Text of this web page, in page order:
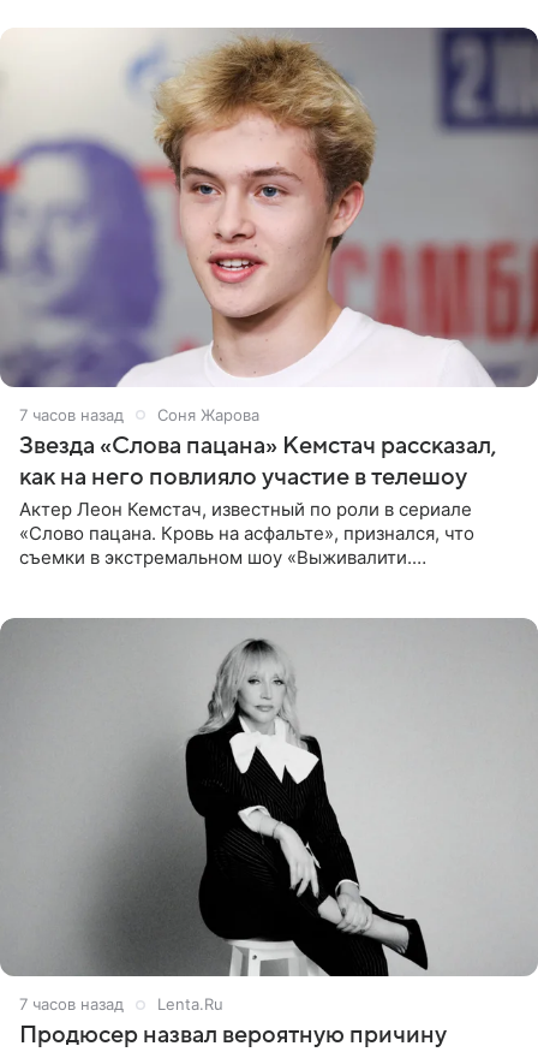
7 часов назад Соня Жарова
Звезда «Слова пацана» Кемстач рассказал,
как на него повлияло участие в телешоу
Актер Леон Кемстач, известный по роли в сериале
«Слово пацана. Кровь на асфальте», признался, что
съемки в экстремальном шоу «Выживалити.
7 часов назад Lenta.Ru
Продюсер назвал вероятную причину